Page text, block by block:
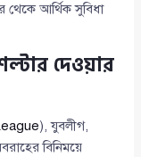
থেকে আর্থিক সুবিধা
দেওয়ার
), যুবলীগ,
বিনিময়ে